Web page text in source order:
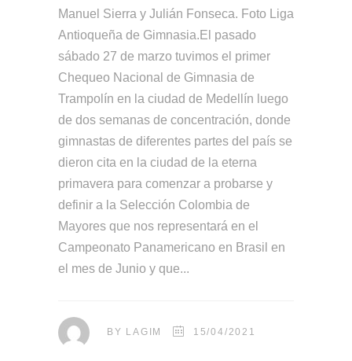
Manuel Sierra y Julián Fonseca. Foto Liga
Antioqueña de Gimnasia.El pasado
sábado 27 de marzo tuvimos el primer
Chequeo Nacional de Gimnasia de
Trampolín en la ciudad de Medellín luego
de dos semanas de concentración, donde
gimnastas de diferentes partes del país se
dieron cita en la ciudad de la eterna
primavera para comenzar a probarse y
definir a la Selección Colombia de
Mayores que nos representará en el
Campeonato Panamericano en Brasil en
el mes de Junio y que
BY LAGIM 15/04/2021